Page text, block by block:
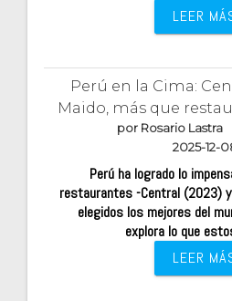
LEER
Perú en la Cima:
Maido, más que
por Rosario Lastra
2025-12-
Perú ha logrado lo
restaurantes -Central (2023)
elegidos los mejores del
explora lo que
LEER